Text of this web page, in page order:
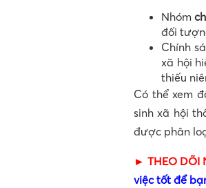
Nhóm
đối
Chính
xã hội
thiếu
Có thể xem
sinh xã hội
được phân
► THEO DÕI
việc tốt để